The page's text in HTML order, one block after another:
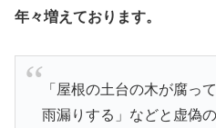
年々増えております。
「屋根の土台の木が腐っ
雨漏りする」などと虚偽